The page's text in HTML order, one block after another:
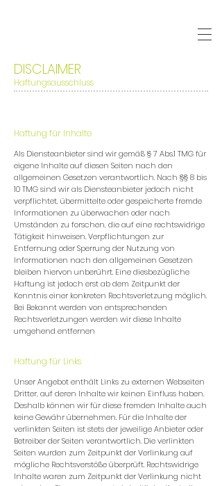
DISCLAIMER
Haftungsausschluss
Haftung für Inhalte
Als Diensteanbieter sind wir gemäß § 7 Abs.1 TMG für
eigene Inhalte auf diesen Seiten nach den
allgemeinen Gesetzen verantwortlich. Nach §§ 8 bis
10 TMG sind wir als Diensteanbieter jedoch nicht
verpflichtet, übermittelte oder gespeicherte fremde
Informationen zu überwachen oder nach
Umständen zu forschen, die auf eine rechtswidrige
Tätigkeit hinweisen. Verpflichtungen zur
Entfernung oder Sperrung der Nutzung von
Informationen nach den allgemeinen Gesetzen
bleiben hiervon unberührt. Eine diesbezügliche
Haftung ist jedoch erst ab dem Zeitpunkt der
Kenntnis einer konkreten Rechtsverletzung möglich.
Bei Bekannt werden von entsprechenden
Rechtsverletzungen werden wir diese Inhalte
umgehend entfernen
Haftung für Links
Unser Angebot enthält Links zu externen Webseiten
Dritter, auf deren Inhalte wir keinen Einfluss haben.
Deshalb können wir für diese fremden Inhalte auch
keine Gewähr übernehmen. Für die Inhalte der
verlinkten Seiten ist stets der jeweilige Anbieter oder
Betreiber der Seiten verantwortlich. Die verlinkten
Seiten wurden zum Zeitpunkt der Verlinkung auf
mögliche Rechtsverstöße überprüft. Rechtswidrige
Inhalte waren zum Zeitpunkt der Verlinkung nicht